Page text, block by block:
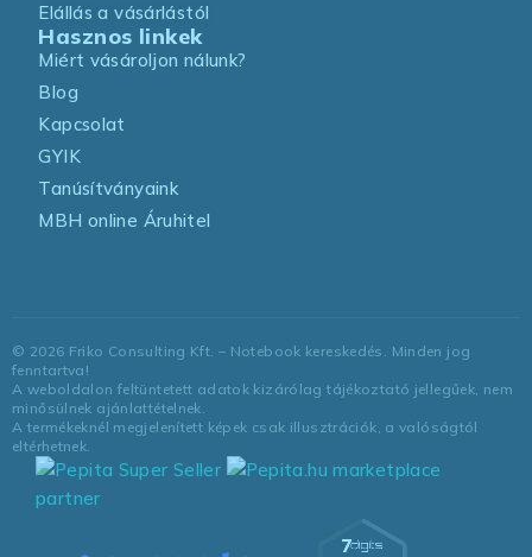
Elállás a vásárlástól
Hasznos linkek
Miért vásároljon nálunk?
Blog
Kapcsolat
GYIK
Tanúsítványaink
MBH online Áruhitel
© 2026 Friko Consulting Kft. – Notebook kereskedés. Minden jog
fenntartva!
A weboldalon feltüntetett adatok kizárólag tájékoztató jellegűek, nem
minősülnek ajánlattételnek.
A termékeknél megjelenített képek csak illusztrációk, a valóságtól
eltérhetnek.
marketplace
partner